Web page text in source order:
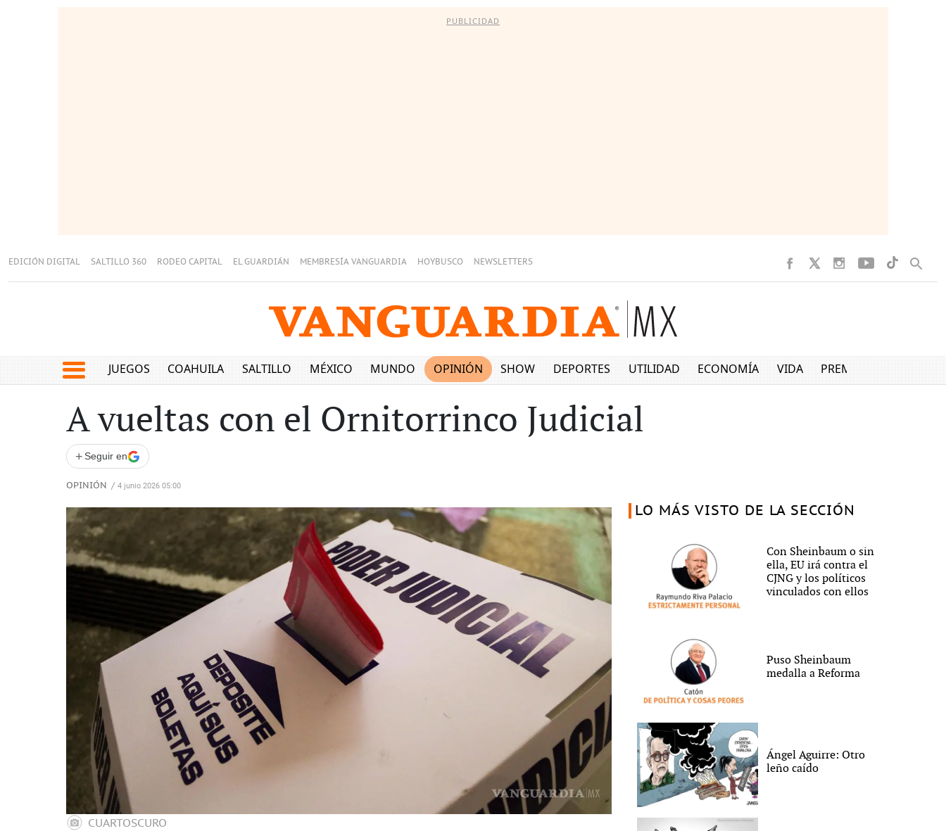
PUBLICIDAD
EDICIÓN DIGITAL SALTILLO 360 RODEO CAPITAL EL GUARDIÁN MEMBRESÍA VANGUARDIA HOYBUSCO NEWSLETTERS
JUEGOS COAHUILA SALTILLO MÉXICO MUNDO OPINIÓN SHOW DEPORTES UTILIDAD ECONOMÍA VIDA PREMIUM
A vueltas con el Ornitorrinco Judicial
+ Seguir en
OPINIÓN / 4 junio 2026 05:00
CUARTOSCURO
LO MÁS VISTO DE LA SECCIÓN
Con Sheinbaum o sin
ella, EU irá contra el
CJNG y los políticos
vinculados con ellos
Puso Sheinbaum
medalla a Reforma
Ángel Aguirre: Otro
leño caído